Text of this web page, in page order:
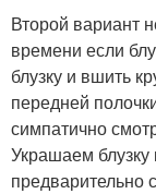
Второй вариант
времени если
блузку и вшить
передней
симпатично
Украшаем
предварительно